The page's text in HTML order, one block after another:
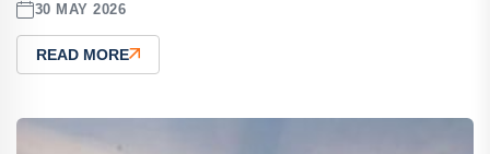
30 MAY 2026
READ MORE